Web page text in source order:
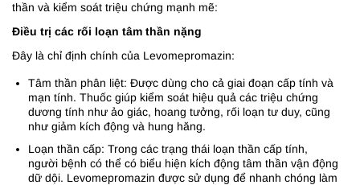
thần và kiểm soát triệu chứng mạnh mẽ:
Điều trị các rối loạn tâm thần nặng
Đây là chỉ định chính của Levomepromazin:
Tâm thần phân liệt: Được dùng cho cả giai đoạn cấp tính và
mạn tính. Thuốc giúp kiểm soát hiệu quả các triệu chứng
dương tính như ảo giác, hoang tưởng, rối loạn tư duy, cũng
như giảm kích động và hung hăng.
Loạn thần cấp: Trong các trạng thái loạn thần cấp tính,
người bệnh có thể có biểu hiện kích động tâm thần vận động
dữ dội. Levomepromazin được sử dụng để nhanh chóng làm